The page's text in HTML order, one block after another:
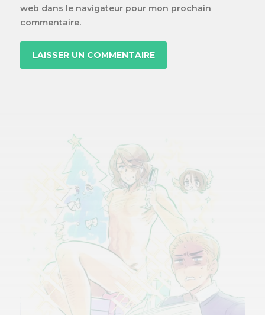
web dans le navigateur pour mon prochain
commentaire.